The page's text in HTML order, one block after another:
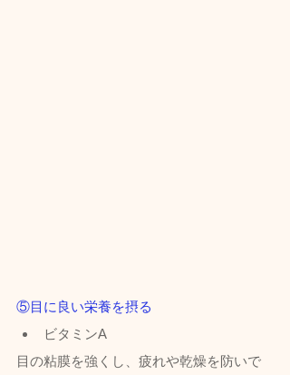
⑤目に良い栄養を摂る
ビタミンA
目の粘膜を強くし、疲れや乾燥を防いで